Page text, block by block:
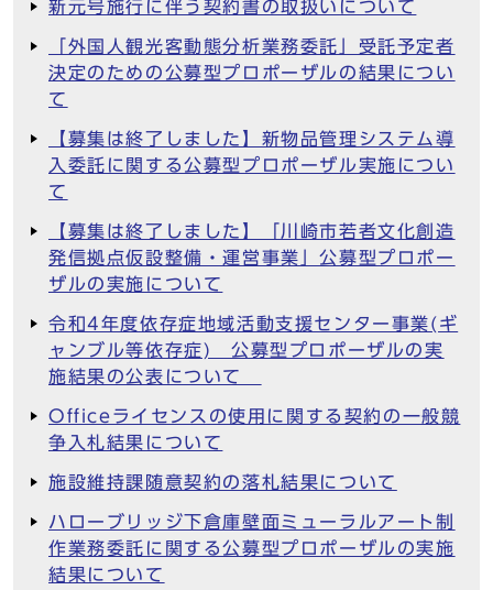
新元号施行に伴う契約書の取扱いについて
「外国人観光客動態分析業務委託」受託予定者
決定のための公募型プロポーザルの結果につい
て
【募集は終了しました】新物品管理システム導
入委託に関する公募型プロポーザル実施につい
て
【募集は終了しました】「川崎市若者文化創造
発信拠点仮設整備・運営事業」公募型プロポー
ザルの実施について
令和4年度依存症地域活動支援センター事業(ギ
ャンブル等依存症) 公募型プロポーザルの実
施結果の公表について
Officeライセンスの使用に関する契約の一般競
争入札結果について
施設維持課随意契約の落札結果について
ハローブリッジ下倉庫壁面ミューラルアート制
作業務委託に関する公募型プロポーザルの実施
結果について